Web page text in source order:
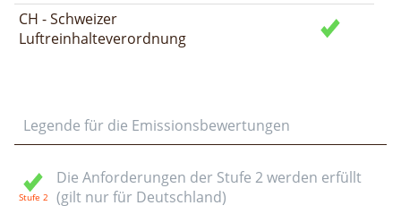
CH - Schweizer
Luftreinhalteverordnung
Legende für die Emissionsbewertungen
Die Anforderungen der Stufe 2 werden erfüllt
(gilt nur für Deutschland)